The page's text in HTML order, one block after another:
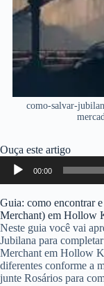
como-salvar-
Ouça este artigo
Tocador
áudio
00:00
Guia: como encontrar
Merchant) em Hollow
Neste guia você vai
Jubilana para
Merchant em Hollow
diferentes conforme a
junte Rosários para